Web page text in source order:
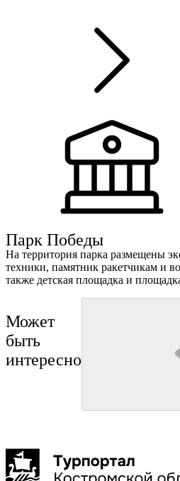
Парк Победы
На территория парка размещены
техники, памятник ракетчикам и
также детская площадка и
Может
быть
интересно